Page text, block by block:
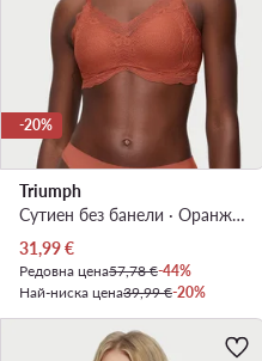
-20%
Triumph
Сутиен без банели · Оранжев
Актуална цена
31,99€
Редовна цена57,78 €-44%
Най-ниска цена39,99 €-20%